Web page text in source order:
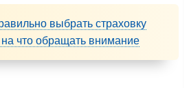
выбрать страховку
что обращать внимание